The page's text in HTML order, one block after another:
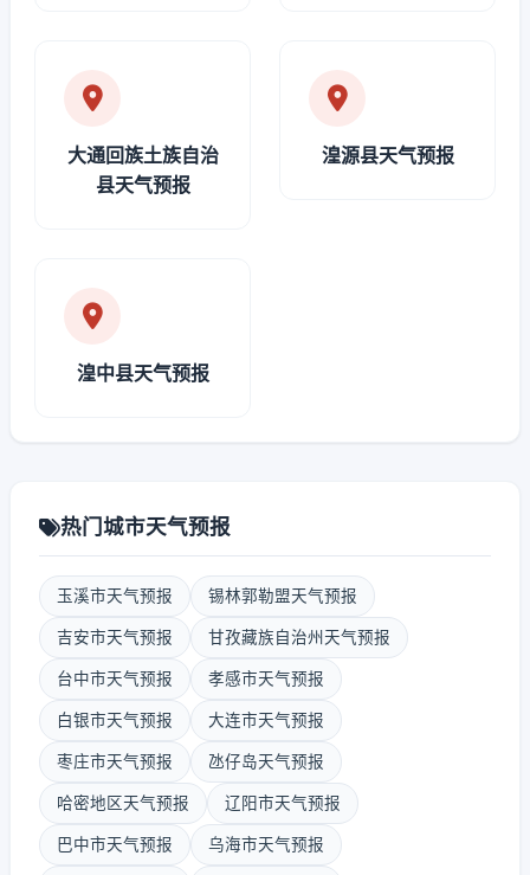
大通回族土族自治
县天气预报
湟源县天气预报
湟中县天气预报
热门城市天气预报
玉溪市天气预报 锡林郭勒盟天气预报
吉安市天气预报 甘孜藏族自治州天气预报
台中市天气预报 孝感市天气预报
白银市天气预报 大连市天气预报
枣庄市天气预报 氹仔岛天气预报
哈密地区天气预报 辽阳市天气预报
巴中市天气预报 乌海市天气预报